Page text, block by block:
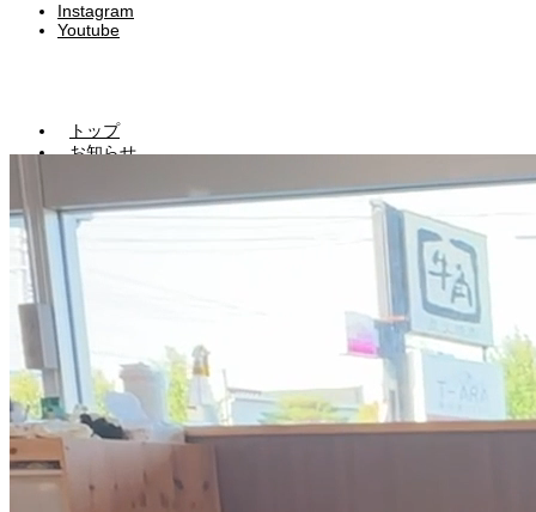
Instagram
Youtube
トップ
お知らせ
きらりマンガ
ブログ一覧
Copyright © kirari-hoiku2024
園児・園見学申し込み
求人・エントリーする